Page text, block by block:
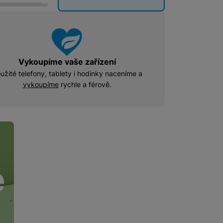
Vykoupíme vaše zařízení
telefony, tablety i hodinky naceníme a
vykoupímerychle a férově.